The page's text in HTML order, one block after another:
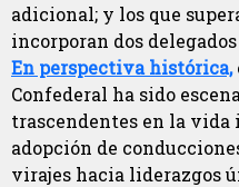
adicional; y los que
incorporan dos delegados
En perspectiva histórica,
Confederal ha sido
trascendentes en la vida
adopción de
virajes hacia liderazgos